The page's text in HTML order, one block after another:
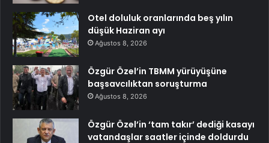
Otel doluluk oranlarında beş yılın
düşük Haziran ayı
Ağustos 8, 2026
Özgür Özel’in TBMM yürüyüşüne
başsavcılıktan soruşturma
Ağustos 8, 2026
Özgür Özel’in ‘tam takır’ dediği kasayı
vatandaşlar saatler içinde doldurdu